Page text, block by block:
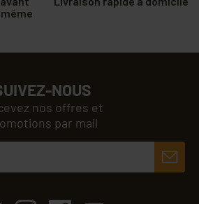
NOUS
nos offres et
par mail